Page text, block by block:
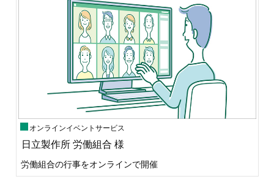
オンラインイベントサービス
日立製作所 労働組合 様
労働組合の行事をオンラインで開催